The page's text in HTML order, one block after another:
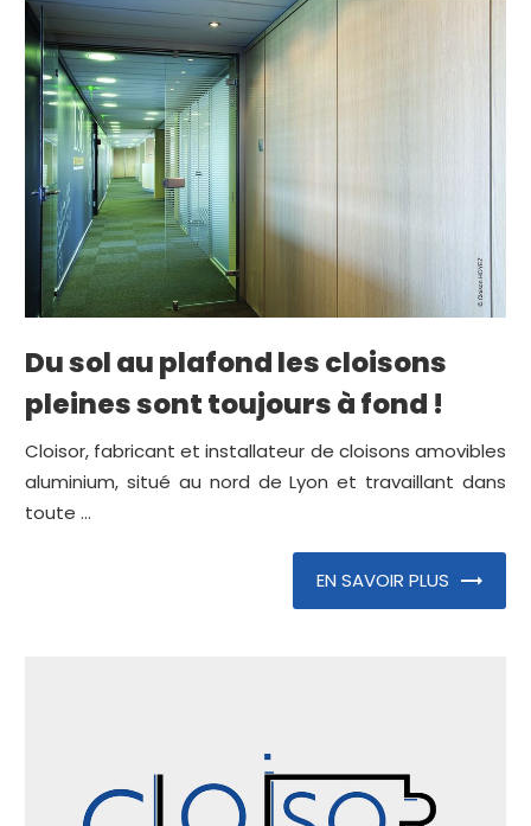
Du sol au plafond les cloisons
pleines sont toujours à fond !
Cloisor, fabricant et installateur de cloisons amovibles
aluminium, situé au nord de Lyon et travaillant dans
toute ...
EN SAVOIR PLUS